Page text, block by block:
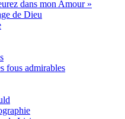
dans mon Amour »
de Dieu
fous admirables